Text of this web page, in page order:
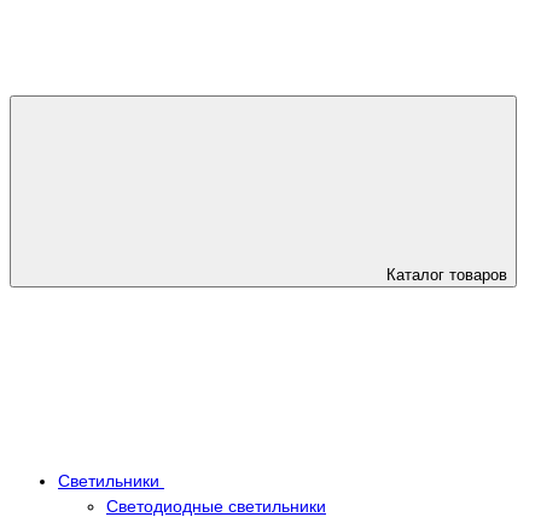
Каталог товаров
Светильники
Светодиодные светильники